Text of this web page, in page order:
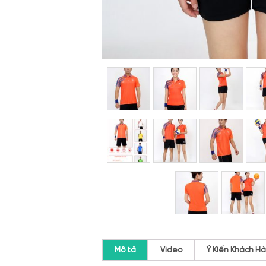
Mô tả Video Ý Kiến Khách